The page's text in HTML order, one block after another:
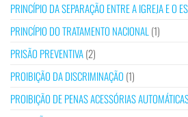
PRINCÍPIO DA SEPARAÇÃO ENTRE A IGREJA E O
PRINCÍPIO DO TRATAMENTO NACIONAL (1)
PRISÃO PREVENTIVA(2)
PROIBIÇÃO DA DISCRIMINAÇÃO (1)
PROIBIÇÃO DE PENAS ACESSÓRIAS